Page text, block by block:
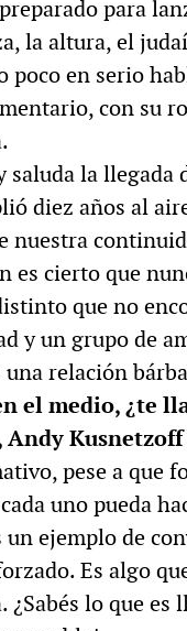
para
la altura, el
poco en serio
con su
saluda la
diez años al
nuestra
es cierto que
que no
y un grupo de
relación
el medio, ¿te
Kusnetzoff
pese a que
uno pueda
ejemplo de
Es algo
¿Sabés lo que